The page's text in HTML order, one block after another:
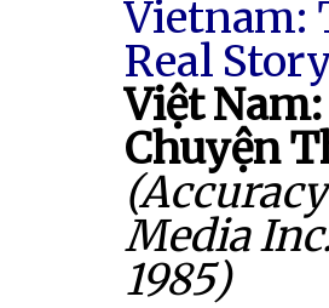
Vietnam:
Real
Việt Nam:
Chuyện
Media
1985)